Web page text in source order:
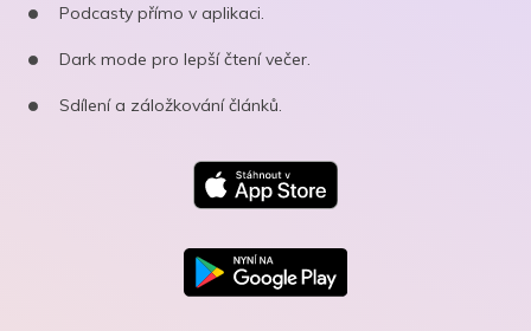
Podcasty přímo v aplikaci.
Dark mode pro lepší čtení večer.
Sdílení a záložkování článků.